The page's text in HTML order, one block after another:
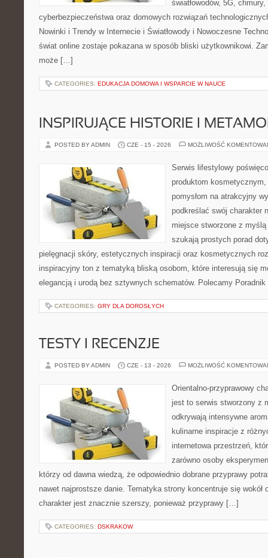
światłowodów, 5G,
cyberbezpieczeństwa oraz domowych rozwiązań
Nowinki i Trendy w Internecie i Światłowody i Nowoczesne
świat online zostaje pokazana w sposób bliski użytkownikowi.
może […]
CATEGORIES: EDUKACJA DOMOWA I WSPARCIE W NAUCE
INSPIRUJĄCE HISTORIE I
POSTED BY ADMIN CZE - 15 - 2026 MOŻLIWOŚĆ
Serwis lifestylowy
produktom
pomysłom na atrakcyjny
podkreślać swój charakter
miejsce stworzone z
szukają prostych porad
pielęgnacji skóry, estetycznych inspiracji oraz kosmetycznych
inspiracyjny ton z tematyką bliską osobom, które interesują się
elegancją i urodą bez sztywnych schematów. Polecamy
CATEGORIES: GRY DLA DOROSŁYCH
TESTY I RECENZJE
POSTED BY ADMIN CZE - 13 - 2026 MOŻLIWOŚĆ
Orientalno-przyprawowy
jest to serwis stworzony z
odkrywają intensywne
kulinarne inspiracje z
internetowa przestrzeń,
zarówno osoby
którzy od dawna wiedzą, że odpowiednio dobrane przyprawy
nawet najprostsze danie. Tematyka strony koncentruje się wokół
charakter jest znacznie szerszy, ponieważ przyprawy […]
CATEGORIES: DSKRAKOW